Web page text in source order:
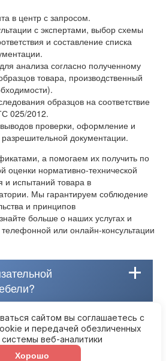
в центр с запросом.
с экспертами, выбор схемы
и составление списка
анализа согласно полученному
товара, производственный
образцов на соответствие
025/2012.
проверки, оформление и
документации.
а помогаем их получить по
оценки нормативно-технической
и испытаний товара в
Мы гарантируем соблюдение
и принципов
больше о наших услугах и
или онлайн-консультации
оформления
сайтом вы соглашаетесь с
и передачей обезличенных
веб-аналитики
Хорошо